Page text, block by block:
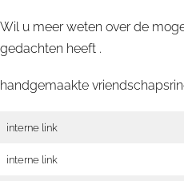
Wil u meer weten over de
gedachten heeft .
handgemaakte
interne link
interne link